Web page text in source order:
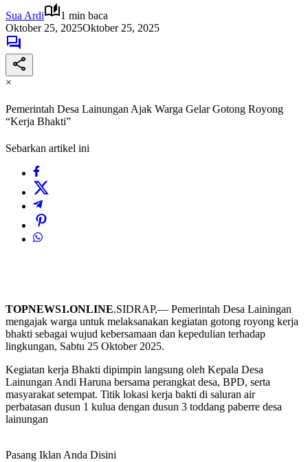
Sua Ardi
1 min baca
Oktober 25, 2025Oktober 25, 2025
×
Pemerintah Desa Lainungan Ajak Warga Gelar Gotong Royong
“Kerja Bhakti”
Sebarkan artikel ini
TOPNEWS1.ONLINE.SIDRAP,— Pemerintah Desa Lainingan
mengajak warga untuk melaksanakan kegiatan gotong royong kerja
bhakti sebagai wujud kebersamaan dan kepedulian terhadap
lingkungan, Sabtu 25 Oktober 2025.
Kegiatan kerja Bhakti dipimpin langsung oleh Kepala Desa
Lainungan Andi Haruna bersama perangkat desa, BPD, serta
masyarakat setempat. Titik lokasi kerja bakti di saluran air
perbatasan dusun 1 kulua dengan dusun 3 toddang paberre desa
lainungan
Pasang Iklan Anda Disini